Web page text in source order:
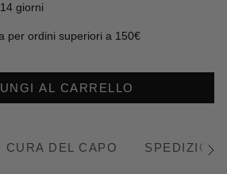
giorni
per ordini superiori a 150€
AL CARRELLO
CURA DEL CAPO
Vedi